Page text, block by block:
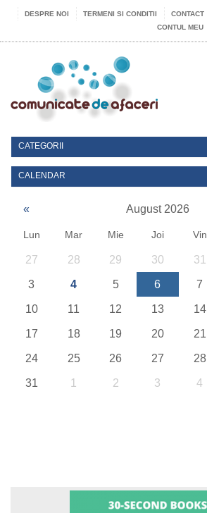
DESPRE NOI TERMENI SI CONDITII CONTACT
CONTUL MEU
CATEGORII
CALENDAR
« August 2026
Lun Mar Mie Joi Vin
27 28 29 30 31
3 4 5 6 7
10 11 12 13 14
17 18 19 20 21
24 25 26 27 28
31 1 2 3 4